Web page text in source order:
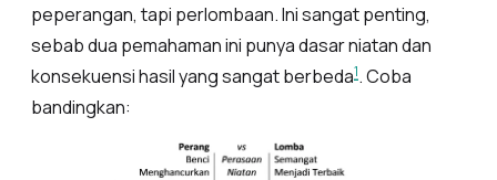
peperangan, tapi perlombaan. Ini sangat penting,
sebab dua pemahaman ini punya dasar niatan dan
konsekuensi hasil yang sangat berbeda1. Coba
bandingkan: